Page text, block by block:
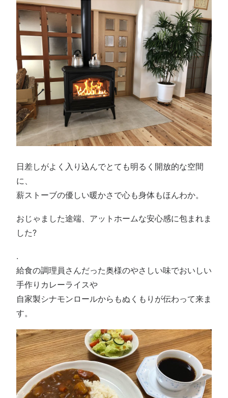
日差しがよく入り込んでとても明るく開放的な空間
に、
薪ストーブの優しい暖かさで心も身体もほんわか。
おじゃました途端、アットホームな安心感に包まれま
した?
.
給食の調理員さんだった奥様のやさしい味でおいしい
手作りカレーライスや
自家製シナモンロールからもぬくもりが伝わって来ま
す。